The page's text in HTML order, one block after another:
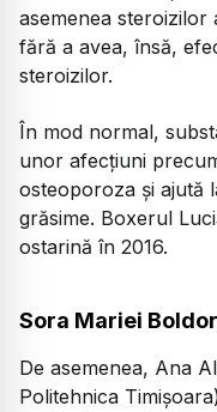
asemenea
fără a avea, însă,
steroizilor.
În mod normal,
unor afecțiuni
osteoporoza şi ajută
grăsime. Boxerul
ostarină în 2016.
Sora Mariei
De asemenea, Ana
Politehnica